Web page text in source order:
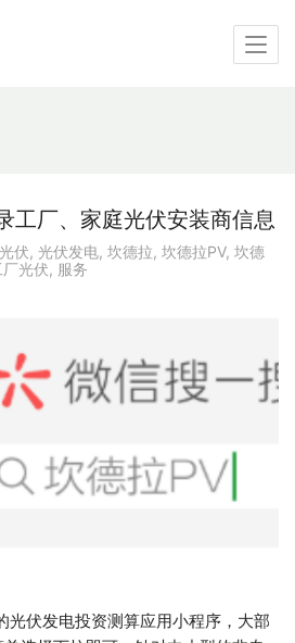
工厂、家庭光伏安装商信息
光伏, 光伏发电, 坎德拉, 坎德拉PV, 坎德
厂光伏, 服务
光伏发电投资测算应用小程序，大部